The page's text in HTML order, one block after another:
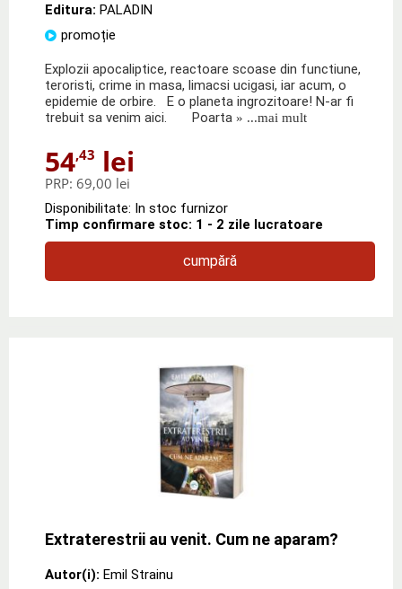
Editura: PALADIN
promoție
Explozii apocaliptice, reactoare scoase din functiune,
teroristi, crime in masa, limacsi ucigasi, iar acum, o
epidemie de orbire. E o planeta ingrozitoare! N-ar fi
trebuit sa venim aici. Poarta » ...mai mult
54,43 lei
PRP: 69,00 lei
Disponibilitate: In stoc furnizor
Timp confirmare stoc: 1 - 2 zile lucratoare
cumpără
Extraterestrii au venit. Cum ne aparam?
Autor(i): Emil Strainu